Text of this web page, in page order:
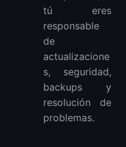
tú eres
responsable
de
actualizacione
s, seguridad,
backups y
resolución de
problemas.